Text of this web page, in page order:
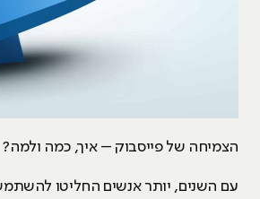
הצמיחה של פייסבוק – איך, כמה ולמה?
עם השנים, יותר אנשים החליטו